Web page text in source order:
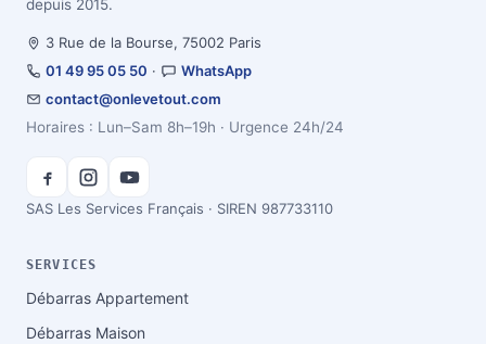
depuis 2015.
3 Rue de la Bourse, 75002 Paris
01 49 95 05 50 ·
WhatsApp
contact@onlevetout.com
Horaires : Lun–Sam 8h–19h · Urgence 24h/24
SAS Les Services Français · SIREN 987733110
SERVICES
Débarras Appartement
Débarras Maison